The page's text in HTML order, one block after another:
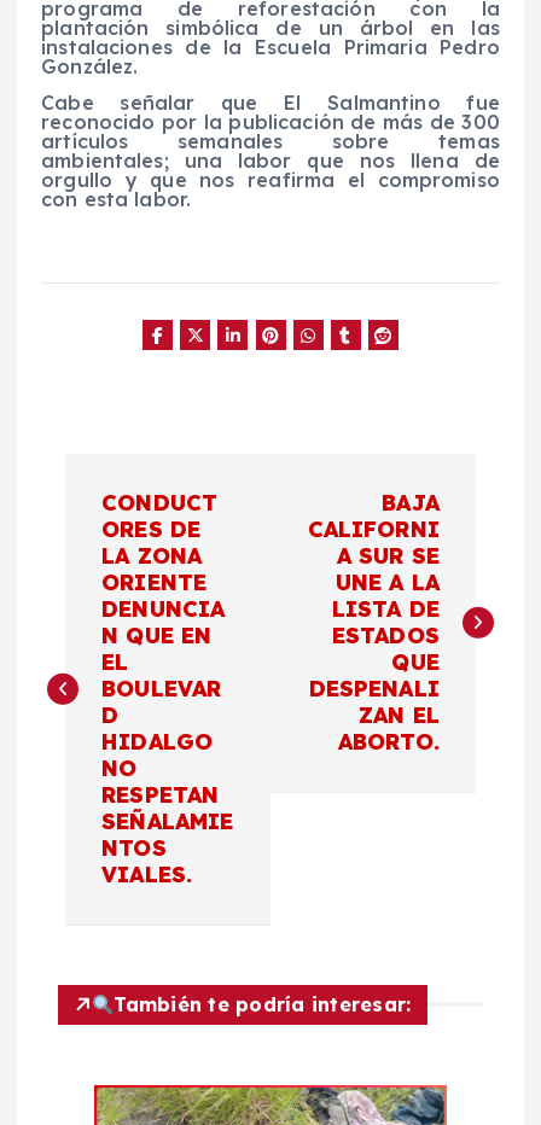
programa de reforestación con la
plantación simbólica de un árbol en las
instalaciones de la Escuela Primaria Pedro
González.
Cabe señalar que El Salmantino fue
reconocido por la publicación de más de 300
artículos semanales sobre temas
ambientales; una labor que nos llena de
orgullo y que nos reafirma el compromiso
con esta labor.
e
g
n
CONDUCT
ORES DE
LA ZONA
ORIENTE
DENUNCIA
N QUE EN
EL
BOULEVAR
D
HIDALGO
NO
RESPETAN
SEÑALAMIE
NTOS
VIALES.
BAJA
CALIFORNI
A SUR SE
UNE A LA
LISTA DE
ESTADOS
QUE
DESPENALI
ZAN EL
ABORTO.
También te podría interesar: